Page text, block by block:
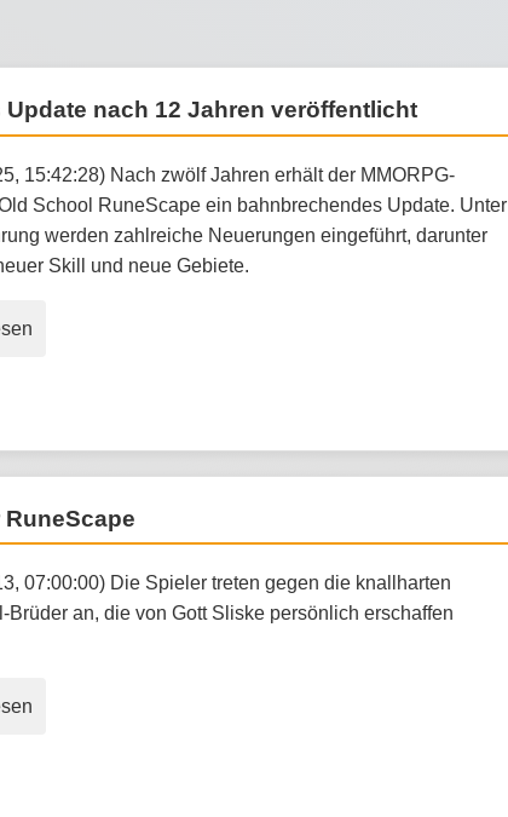
nach 12 Jahren veröffentlicht
15:42:28) Nach zwölf Jahren erhält der MMORPG-
School RuneScape ein bahnbrechendes Update. Unter
werden zahlreiche Neuerungen eingeführt, darunter
Skill und neue Gebiete.
07:00:00) Die Spieler treten gegen die knallharten
Brüder an, die von Gott Sliske persönlich erschaffen